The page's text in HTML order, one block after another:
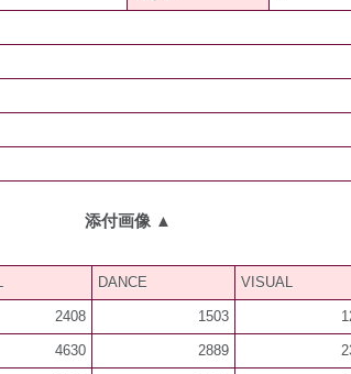
添付画像 ▲
DANCE VISUAL
2408 1503
4630 2889